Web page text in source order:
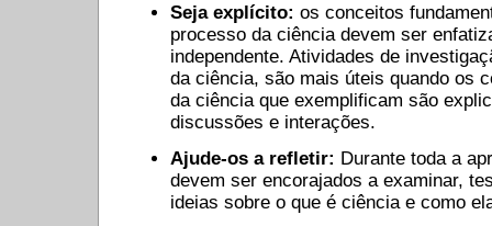
Seja explícito: os conceitos
processo da ciência devem ser
independente. Atividades de
da ciência, são mais úteis quando os
da ciência que exemplificam são
discussões e interações.
Ajude-os a refletir: Durante toda a
devem ser encorajados a examinar,
ideias sobre o que é ciência e como